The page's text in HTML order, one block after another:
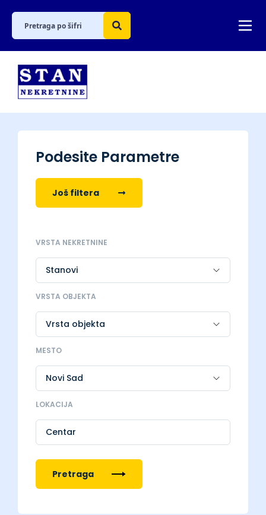
Podesite Parametre
Još filtera
VRSTA NEKRETNINE
VRSTA OBJEKTA
MESTO
LOKACIJA
Centar
Pretraga